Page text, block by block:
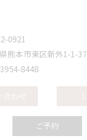
0921
熊本市東区新外1-1-37
8448
ご予約